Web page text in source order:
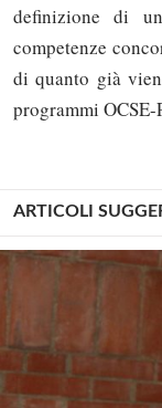
definizione di
competenze
di quanto già
programmi
ARTICOLI